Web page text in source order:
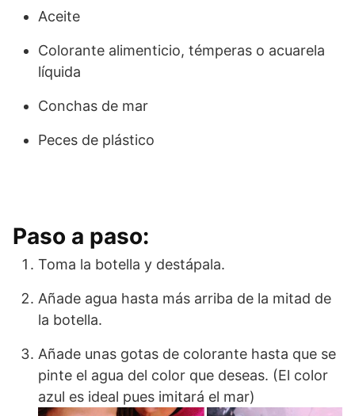
Aceite
Colorante alimenticio, témperas o acuarela
líquida
Conchas de mar
Peces de plástico
Paso a paso:
Toma la botella y destápala.
Añade agua hasta más arriba de la mitad de
la botella.
Añade unas gotas de colorante hasta que se
pinte el agua del color que deseas. (El color
azul es ideal pues imitará el mar)